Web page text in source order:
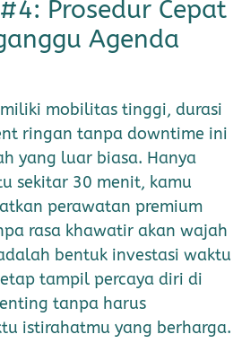
Prosedur Cepat
Agenda
mobilitas tinggi, durasi
ringan tanpa downtime ini
yang luar biasa. Hanya
sekitar 30 menit, kamu
perawatan premium
rasa khawatir akan wajah
bentuk investasi waktu
tampil percaya diri di
tanpa harus
istirahatmu yang berharga.